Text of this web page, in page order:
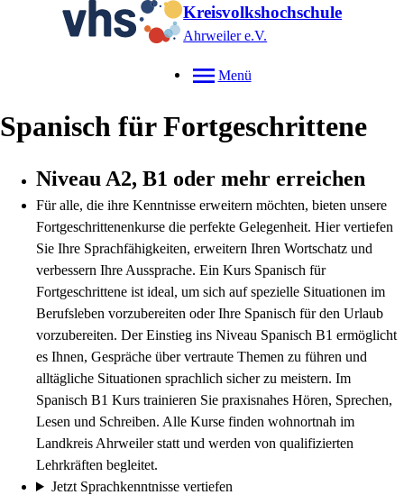
Kreisvolkshochschule
Ahrweiler e.V.
Menü
Spanisch für Fortgeschrittene
Niveau A2, B1 oder mehr erreichen
Für alle, die ihre Kenntnisse erweitern möchten, bieten unsere
Fortgeschrittenenkurse die perfekte Gelegenheit. Hier vertiefen
Sie Ihre Sprachfähigkeiten, erweitern Ihren Wortschatz und
verbessern Ihre Aussprache. Ein Kurs Spanisch für
Fortgeschrittene ist ideal, um sich auf spezielle Situationen im
Berufsleben vorzubereiten oder Ihre Spanisch für den Urlaub
vorzubereiten. Der Einstieg ins Niveau Spanisch B1 ermöglicht
es Ihnen, Gespräche über vertraute Themen zu führen und
alltägliche Situationen sprachlich sicher zu meistern. Im
Spanisch B1 Kurs trainieren Sie praxisnahes Hören, Sprechen,
Lesen und Schreiben. Alle Kurse finden wohnortnah im
Landkreis Ahrweiler statt und werden von qualifizierten
Lehrkräften begleitet.
Jetzt Sprachkenntnisse vertiefen